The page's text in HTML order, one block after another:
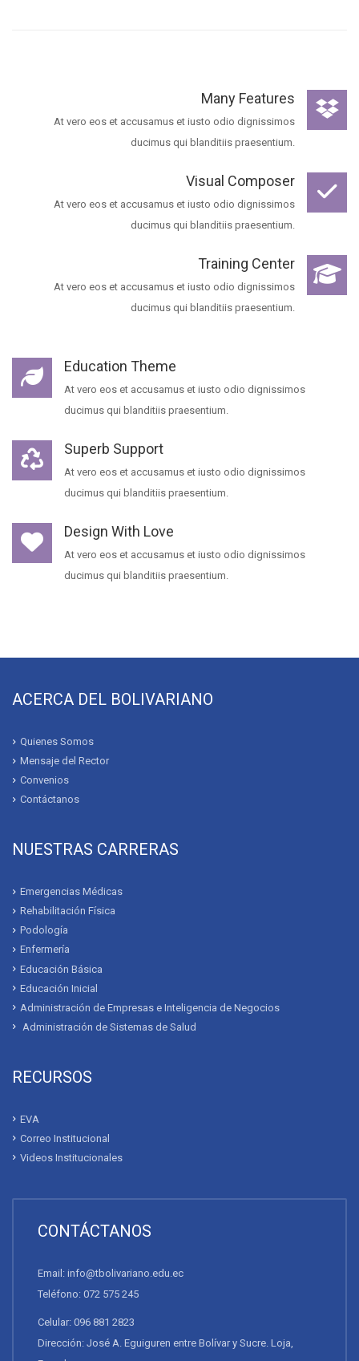
Many Features
At vero eos et accusamus et iusto odio dignissimos
ducimus qui blanditiis praesentium.
Visual Composer
At vero eos et accusamus et iusto odio dignissimos
ducimus qui blanditiis praesentium.
Training Center
At vero eos et accusamus et iusto odio dignissimos
ducimus qui blanditiis praesentium.
Education Theme
At vero eos et accusamus et iusto odio dignissimos
ducimus qui blanditiis praesentium.
Superb Support
At vero eos et accusamus et iusto odio dignissimos
ducimus qui blanditiis praesentium.
Design With Love
At vero eos et accusamus et iusto odio dignissimos
ducimus qui blanditiis praesentium.
ACERCA DEL BOLIVARIANO
Quienes Somos
Mensaje del Rector
Convenios
Contáctanos
NUESTRAS CARRERAS
Emergencias Médicas
Rehabilitación Física
Podología
Enfermería
Educación Básica
Educación Inicial
Administración de Empresas e Inteligencia de Negocios
Administración de Sistemas de Salud
RECURSOS
EVA
Correo Institucional
Videos Institucionales
CONTÁCTANOS
Email: info@tbolivariano.edu.ec
Teléfono: 072 575 245
Celular: 096 881 2823
Dirección: José A. Eguiguren entre Bolívar y Sucre. Loja,